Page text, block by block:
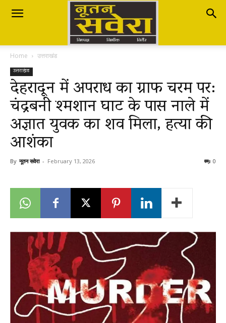
Nutan
Savera
नूतन
सवेरा
Breaking
Home उत्तराखंड
उत्तराखंड
देहरादून में अपराध का ग्राफ चरम पर:
चंद्रबनी श्मशान घाट के पास नाले में
अज्ञात युवक का शव मिला, हत्या की
आशंका
By नूतन सवेरा - February 13, 2026 0